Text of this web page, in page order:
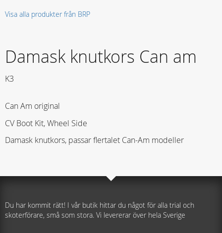
Visa alla produkter från BRP
Damask knutkors Can am
K3
Can Am original
CV Boot Kit, Wheel Side
Damask knutkors, passar flertalet Can-Am modeller
Du har kommit rätt! I vår butik hittar du något för alla trial och
skoterförare, små som stora. Vi levererar över hela Sverige